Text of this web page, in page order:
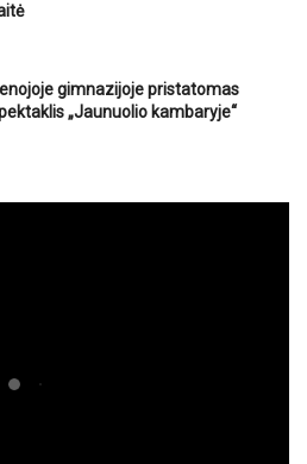
gimnazijoje pristatomas
„Jaunuolio kambaryje“